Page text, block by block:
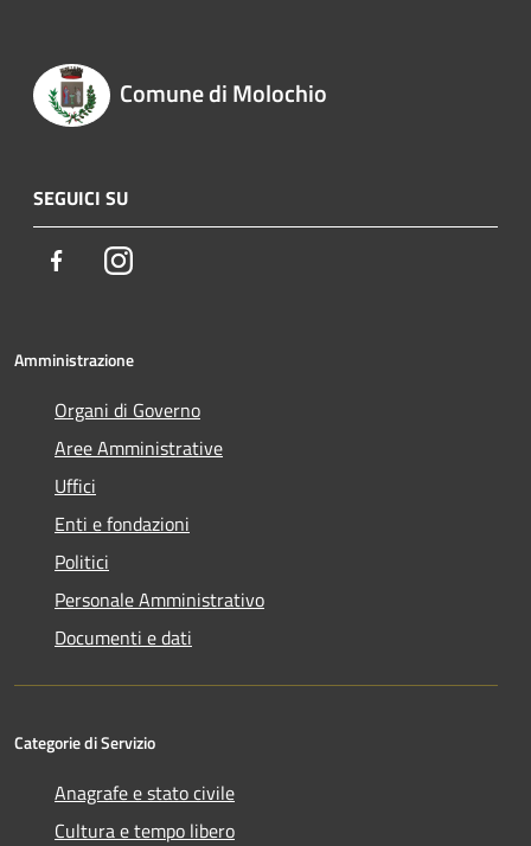
Comune di Molochio
SEGUICI SU
FacebookInstagram
Amministrazione
Organi di Governo
Aree Amministrative
Uffici
Enti e fondazioni
Politici
Personale Amministrativo
Documenti e dati
Categorie di Servizio
Anagrafe e stato civile
Cultura e tempo libero